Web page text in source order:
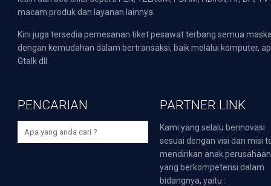
macam produk dan layanan lainnya.
Kini juga tersedia pemesanan tiket pesawat terbang semua
dengan kemudahan dalam bertransaksi, baik melalui komputer,
Gtalk dll.
PENCARIAN PARTNER LINK
Kami yang selalu berinovasi
sesuai dengan visi dan misi
mendirikan anak perusahaan
yang berkompetensi dalam
bidangnya, yaitu :